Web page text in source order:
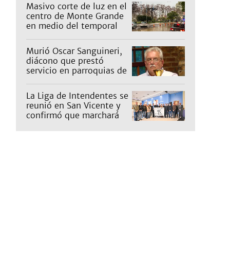
Masivo corte de luz en el
centro de Monte Grande
en medio del temporal
Murió Oscar Sanguineri,
diácono que prestó
servicio en parroquias de
La Liga de Intendentes se
reunió en San Vicente y
confirmó que marchará